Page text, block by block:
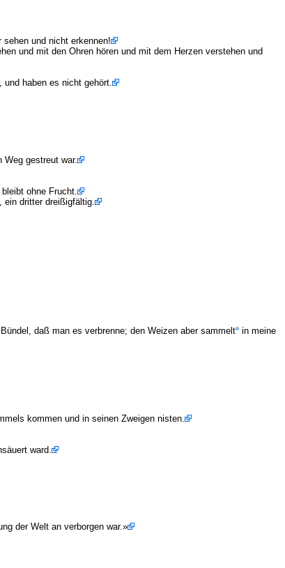
und nicht erkennen!
und mit den Ohren hören und mit dem Herzen verstehen und
und haben es nicht gehört.
gestreut war.
ohne Frucht.
dritter dreißigfältig.
daß man es verbrenne; den Weizen aber sammelt in meine
kommen und in seinen Zweigen nisten.
ward.
der Welt an verborgen war.»